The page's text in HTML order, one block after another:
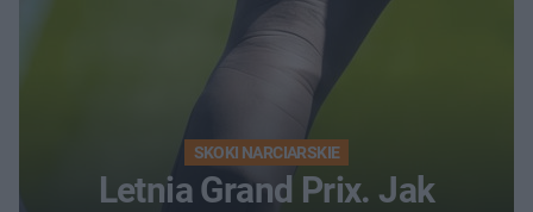
SKOKI NARCIARSKIE
Letnia Grand Prix. Jak